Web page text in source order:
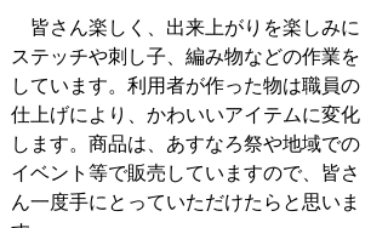
皆さん楽しく、出来上がりを楽しみに
ステッチや刺し子、編み物などの作業を
しています。利用者が作った物は職員の
仕上げにより、かわいいアイテムに変化
します。商品は、あすなろ祭や地域での
イベント等で販売していますので、皆さ
ん一度手にとっていただけたらと思いま